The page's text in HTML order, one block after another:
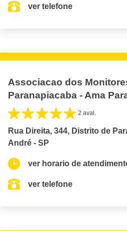
ver telefone
Associacao dos
Paranapiacaba - Ama
2 aval.
Rua Direita, 344, Distrito de
André - SP
ver horario de
ver telefone